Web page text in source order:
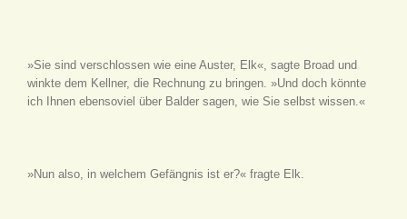
»Sie sind verschlossen wie eine Auster, Elk«, sagte Broad und
winkte dem Kellner, die Rechnung zu bringen. »Und doch könnte
ich Ihnen ebensoviel über Balder sagen, wie Sie selbst wissen.«
»Nun also, in welchem Gefängnis ist er?« fragte Elk.